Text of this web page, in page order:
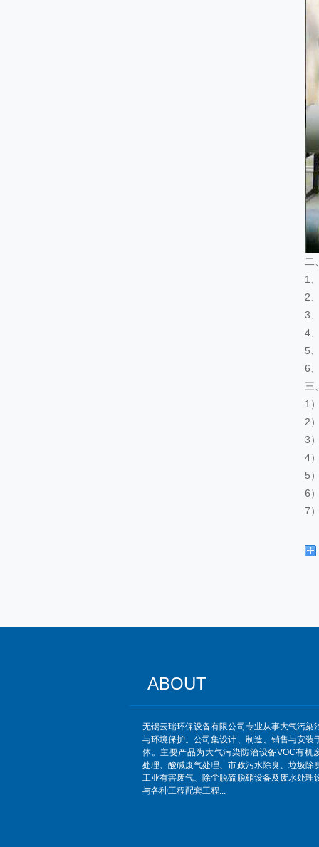
二
1
2
3
4
5
6
三
1
2
3
4
5
6
7
ABOUT
无锡云瑞环保设备有限公司专业从事大气污染
与环境保护。公司集设计、制造、销售与安装
体。主要产品为大气污染防治设备VOC有机
处理、酸碱废气处理、市政污水除臭、垃圾除
工业有害废气、除尘脱硫脱硝设备及废水处理
与各种工程配套工程...